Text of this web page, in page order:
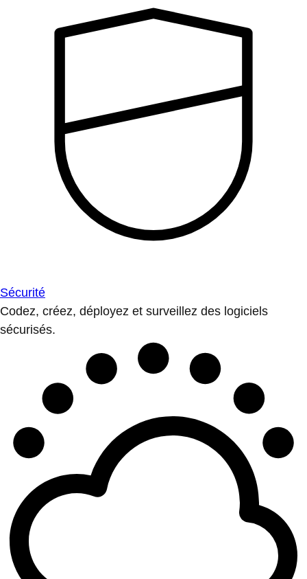
Sécurité
Codez, créez, déployez et surveillez des logiciels
sécurisés.